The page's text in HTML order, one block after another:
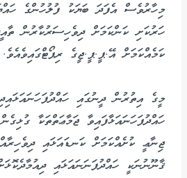
މިހާރުވެސް އެފަދަ ބަޔަކު ފުލުހުންގެ
ހަރުކަށި ކަންކަމަށް ދިވެހިސަރުކާރުން
ކަމެއްކަމަށް އޭ.ޕީ.ޕީ.ޖީގެ ރިޕޯޓްގައިވެއެވެ.
މީގެ އިތުރުން ދީނުގައި
ހައްދުފަހަނައަޅާފައިވާ ޖަމާޢަތްތަކާ
ޖިނާޢީ ކުށެއްކަމަށް ކަނޑައަޅައި
ޤާނޫނުނަކީ ހައްދުފަނަނައަޅައި